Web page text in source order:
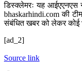
डिस्क्लेमरः यह
bhaskarhindi.com की
संबंधित खबर को लेकर कोई
[ad_2]
Source link